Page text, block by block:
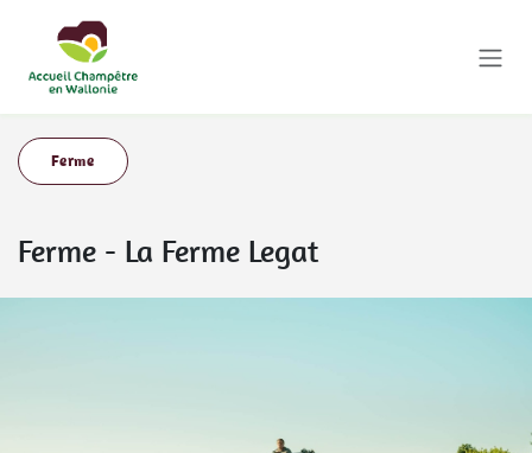
Ferme
Ferme - La Ferme Legat